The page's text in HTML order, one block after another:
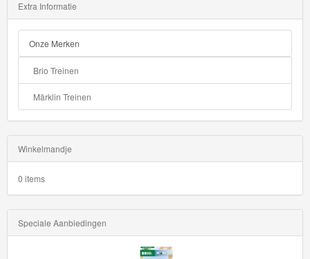
Extra Informatie
Onze Merken
Brio Treinen
Märklin Treinen
Winkelmandje
0 items
Speciale Aanbiedingen